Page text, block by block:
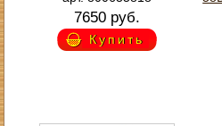
7650 руб.
Купить